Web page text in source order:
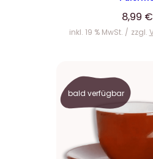
s
w
8,99 €
inkl. 19 % MwSt. zzgl.
bald verfügbar